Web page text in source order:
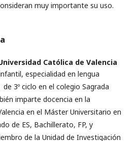
muy importante su uso.
Católica de Valencia
especialidad en lengua
3º ciclo en el colegio Sagrada
imparte docencia en la
en el Máster Universitario en
de ES, Bachillerato, FP, y
de la Unidad de Investigación